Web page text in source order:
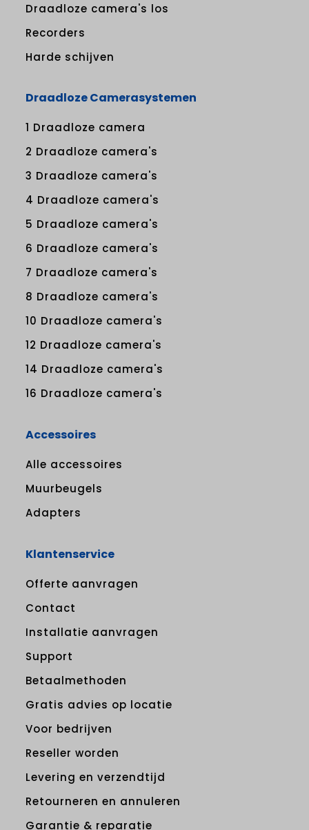
Draadloze camera's los
Recorders
Harde schijven
Draadloze Camerasystemen
1 Draadloze camera
2 Draadloze camera's
3 Draadloze camera's
4 Draadloze camera's
5 Draadloze camera's
6 Draadloze camera's
7 Draadloze camera's
8 Draadloze camera's
10 Draadloze camera's
12 Draadloze camera's
14 Draadloze camera's
16 Draadloze camera's
Accessoires
Alle accessoires
Muurbeugels
Adapters
Klantenservice
Offerte aanvragen
Contact
Installatie aanvragen
Support
Betaalmethoden
Gratis advies op locatie
Voor bedrijven
Reseller worden
Levering en verzendtijd
Retourneren en annuleren
Garantie & reparatie